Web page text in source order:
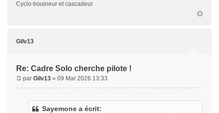
Cyclo-bouineur et cascadeur
Gilv13
Re: Cadre Solo cherche pilote !
par Gilv13 » 09 Mar 2026 13:33
Sayemone a écrit: